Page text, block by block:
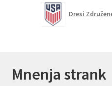
Dresi
Mnenja strank